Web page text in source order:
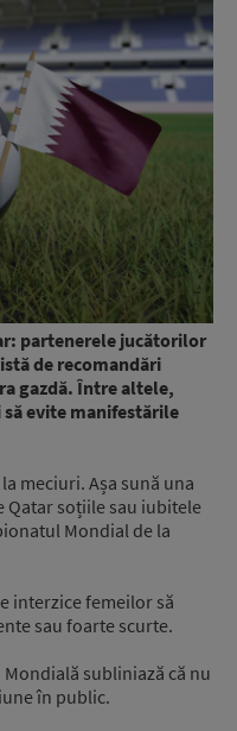
partenerele jucătorilor
de recomandări
gazdă. Între altele,
evite manifestările
meciuri. Așa sună una
Qatar soțiile sau iubitele
Mondial de la
interzice femeilor să
sau foarte scurte.
subliniază că nu
în public.